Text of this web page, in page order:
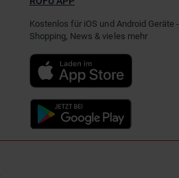
Kostenlos für iOS und Android Geräte -
Shopping, News & vieles mehr